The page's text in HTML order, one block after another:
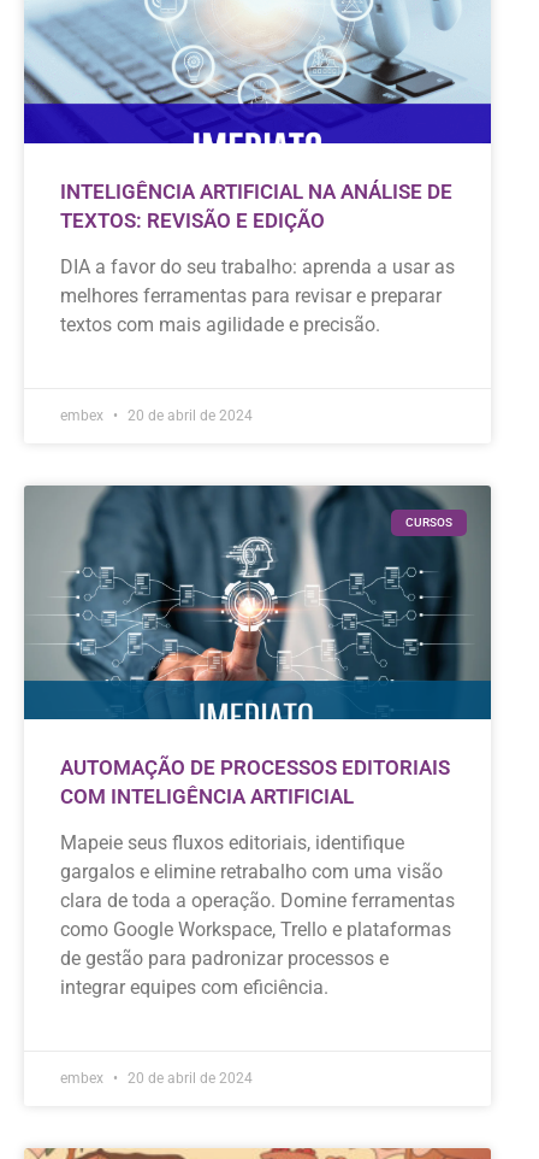
INTELIGÊNCIA ARTIFICIAL NA ANÁLISE DE
TEXTOS: REVISÃO E EDIÇÃO
DIA a favor do seu trabalho: aprenda a usar as
melhores ferramentas para revisar e preparar
textos com mais agilidade e precisão.
embex 20 de abril de 2024
CURSOS
AUTOMAÇÃO DE PROCESSOS EDITORIAIS
COM INTELIGÊNCIA ARTIFICIAL
Mapeie seus fluxos editoriais, identifique
gargalos e elimine retrabalho com uma visão
clara de toda a operação. Domine ferramentas
como Google Workspace, Trello e plataformas
de gestão para padronizar processos e
integrar equipes com eficiência.
embex 20 de abril de 2024